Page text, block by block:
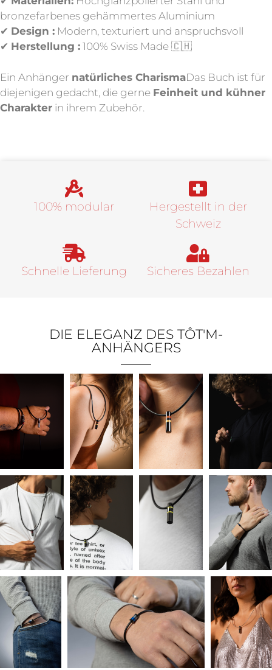
bronzefarbenes gehämmertes Aluminium
✔ Design : Modern, texturiert und anspruchsvoll
✔ Herstellung : 100% Swiss Made 🇨🇭
Ein Anhänger natürliches CharismaDas Buch ist für
diejenigen gedacht, die gerne Feinheit und kühner
Charakter in ihrem Zubehör.
100% modular
Hergestellt in der
Schweiz
Schnelle Lieferung Sicheres Bezahlen
DIE ELEGANZ DES TÔT'M-
ANHÄNGERS